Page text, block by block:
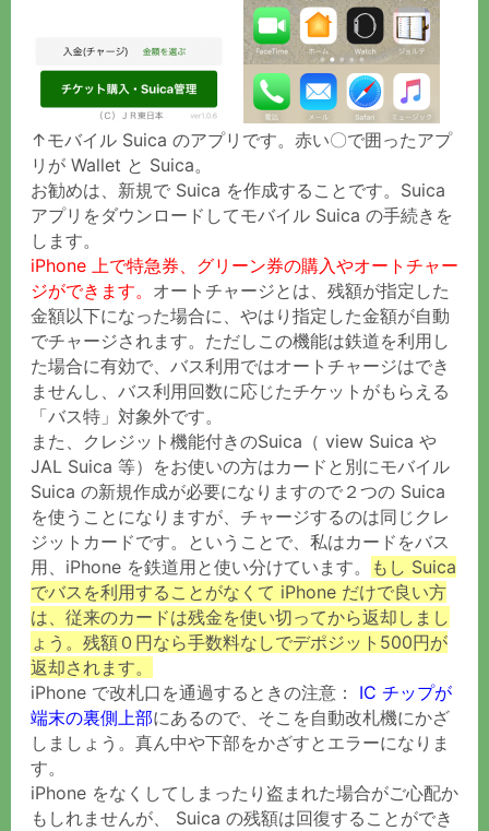
↑モバイル Suica のアプリです。赤い〇で囲ったアプ
リが Wallet と Suica。
お勧めは、新規で Suica を作成することです。Suica
アプリをダウンロードしてモバイル Suica の手続きを
します。
iPhone 上で特急券、グリーン券の購入やオートチャー
ジができます。 オートチャージとは、残額が指定した
金額以下になった場合に、やはり指定した金額が自動
でチャージされます。ただしこの機能は鉄道を利用し
た場合に有効で、バス利用ではオートチャージはでき
ませんし、バス利用回数に応じたチケットがもらえる
「バス特」対象外です。
また、クレジット機能付きのSuica（ view Suica や
JAL Suica 等）をお使いの方はカードと別にモバイル
Suica の新規作成が必要になりますので２つの Suica
を使うことになりますが、チャージするのは同じクレ
ジットカードです。ということで、私はカードをバス
用、iPhone を鉄道用と使い分けています。
もし Suica
でバスを利用することがなくて iPhone だけで良い方
は、従来のカードは残金を使い切ってから返却しまし
ょう。残額０円なら手数料なしでデポジット500円が
返却されます。
iPhone で改札口を通過するときの注意：
IC チップが
端末の裏側上部にあるので、そこを自動改札機にかざ
しましょう。真ん中や下部をかざすとエラーになりま
す。
iPhone をなくしてしまったり盗まれた場合がご心配か
もしれませんが、 Suica の残額は回復することができ